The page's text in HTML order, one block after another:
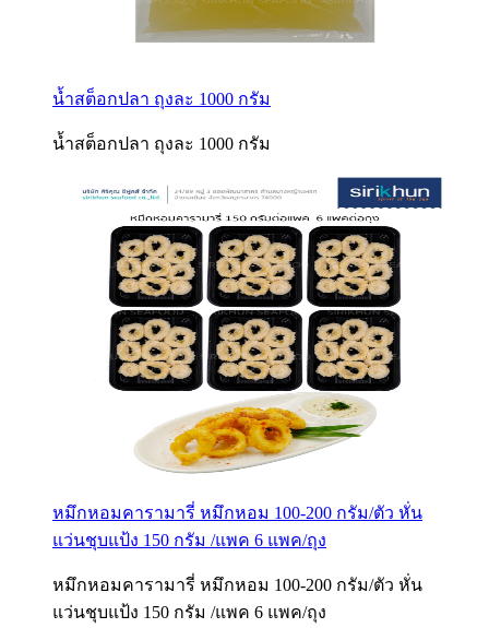
น้ำสต็อกปลา ถุงละ 1000 กรัม
น้ำสต็อกปลา ถุงละ 1000 กรัม
หมึกหอมคารามารี่ หมึกหอม 100-200 กรัม/ตัว หั่น
แว่นชุบแป้ง 150 กรัม /แพค 6 แพค/ถุง
หมึกหอมคารามารี่ หมึกหอม 100-200 กรัม/ตัว หั่น
แว่นชุบแป้ง 150 กรัม /แพค 6 แพค/ถุง